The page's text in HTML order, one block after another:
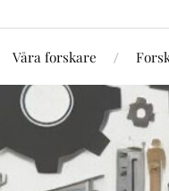
Våra forskare